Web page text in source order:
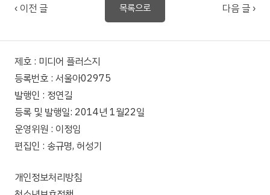
‹ 이전 글 목록으로 다음 글 ›
제호 : 미디어 플러스지
등록번호 : 서울아02975
발행인 : 정연길
등록 및 발행일: 2014년 1월22일
운영위원 : 이정임
편집인 : 송규명, 허성기
개인정보처리방침